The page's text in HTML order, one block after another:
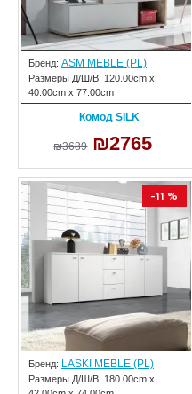
Бренд: ASM MEBLE (PL)
Размеры Д/Ш/В: 120.00cm x
40.00cm x 77.00cm
Комод SILK
₪3689 ₪2765
-11 %
Бренд: LASKI MEBLE (PL)
Размеры Д/Ш/В: 180.00cm x